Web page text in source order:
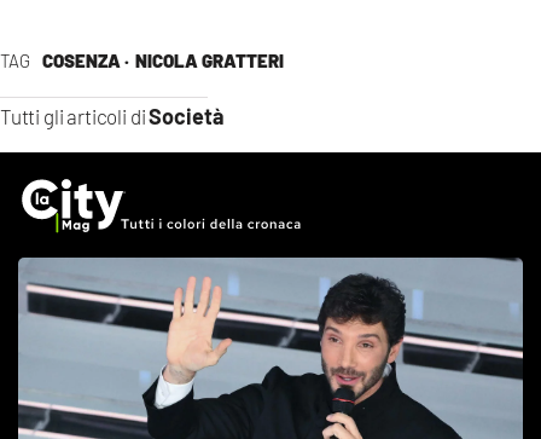
TAG COSENZA · NICOLA GRATTERI
Tutti gli articoli diSocietà